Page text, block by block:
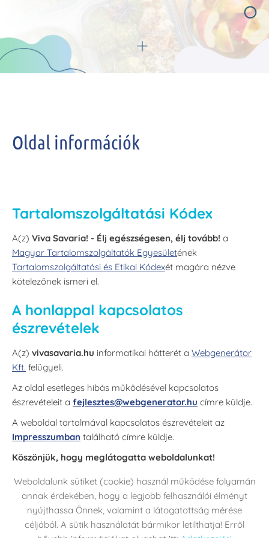
Oldal információk
Tartalomszolgáltatási Kódex
A(z) Viva Savaria! - Élj egészségesen, élj tovább! a
Magyar Tartalomszolgáltatók Egyesületének
Tartalomszolgáltatási és Etikai Kódexét magára nézve
kötelezőnek ismeri el.
A honlappal kapcsolatos
észrevételek
A(z) vivasavaria.hu informatikai hátterét a Webgenerátor
Kft. felügyeli.
Az oldal esetleges hibás működésével kapcsolatos
észrevételeit a fejlesztes@webgenerator.hu címre küldje.
A weboldal tartalmával kapcsolatos észrevételeit az
Impresszumban található címre küldje.
Köszönjük, hogy meglátogatta weboldalunkat!
Oldal információk
Adatkezelési / Süti tájékoztató
Weboldalunk sütiket (cookie) használ működése folyamán
annak érdekében, hogy a legjobb felhasználói élményt
nyújthassa Önnek, valamint a látogatottság mérése
céljából. A sütik használatát bármikor letilthatja! Erről